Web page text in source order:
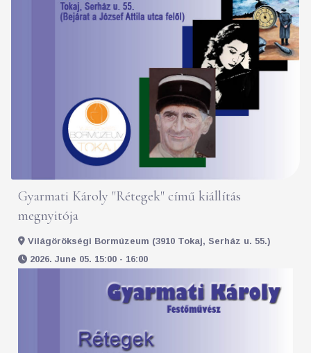
Gyarmati Károly "Rétegek" című kiállítás
megnyitója
Világörökségi Bormúzeum (3910 Tokaj, Serház u. 55.)
2026. June 05. 15:00 - 16:00